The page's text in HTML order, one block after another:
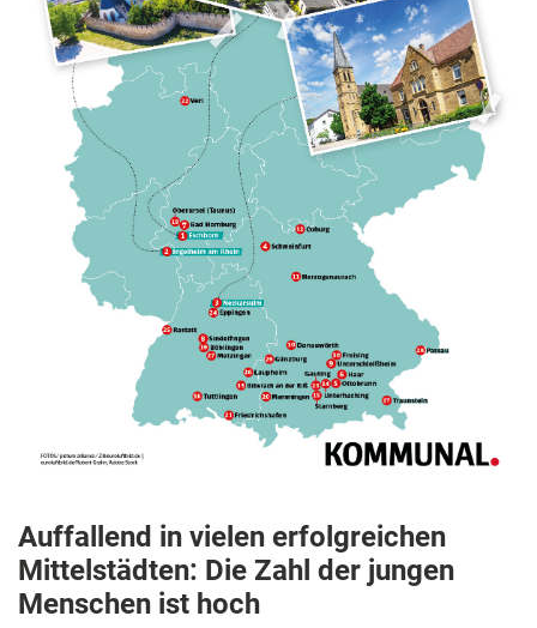
Auffallend in vielen erfolgreichen
Mittelstädten: Die Zahl der jungen
Menschen ist hoch